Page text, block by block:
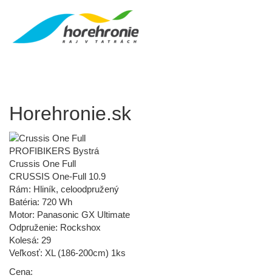
Horehronie.sk
PROFIBIKERS Bystrá
Crussis One Full
CRUSSIS One-Full 10.9
Rám: Hliník, celoodpružený
Batéria: 720 Wh
Motor: Panasonic GX Ultimate
Odpruženie: Rockshox
Kolesá: 29
Veľkosť: XL (186-200cm) 1ks
Cena: